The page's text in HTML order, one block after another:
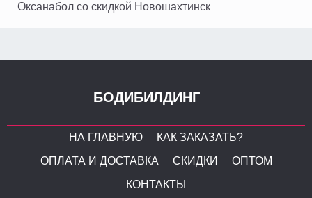
Оксанабол со скидкой Новошахтинск
БОДИБИЛДИНГ
НА ГЛАВНУЮ
КАК ЗАКАЗАТЬ?
ОПЛАТА И ДОСТАВКА
СКИДКИ
ОПТОМ
КОНТАКТЫ